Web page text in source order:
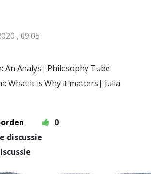
, 09:05
An Analys| Philosophy Tube
What it is Why it matters| Julia
0
discussie